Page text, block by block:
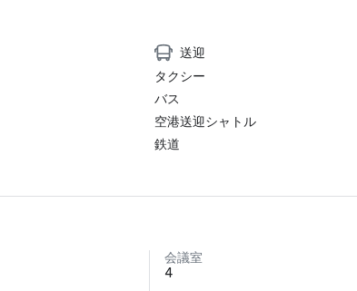
送迎
タクシー
バス
空港送迎シャトル
鉄道
会議室
4